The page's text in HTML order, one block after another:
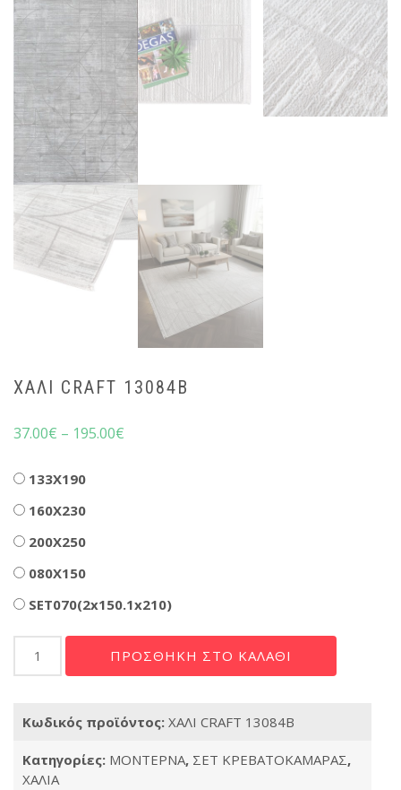
ΧΑΛΙ CRAFT 13084B
37.00€ – 195.00€
133X190
160X230
200X250
080X150
SET070(2x150.1x210)
CRAFT
ΠΡΟΣΘΉΚΗ ΣΤΟ ΚΑΛΆΘΙ
Κωδικός προϊόντος: ΧΑΛΙ CRAFT 13084B
Κατηγορίες: ΜΟΝΤΕΡΝΑ, ΣΕΤ ΚΡΕΒΑΤΟΚΑΜΑΡΑΣ,
ΧΑΛΙΑ